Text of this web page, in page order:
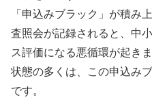
「申込みブラック」が積み
査照会が記録されると、中
ス評価になる悪循環が起き
状態の多くは、この申込み
です。